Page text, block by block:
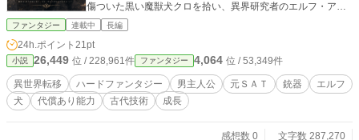
傷ついた黒い魔獣犬クロを拾い、異界研究者のエルフ・アリ
アと出会い、荒くれ者たちの街で少しずつ居場所を得ていく
織オルドレイン。 魔獣を密売し、人を道具のように扱う鉄鎖
団。 黒い歯車を操る敵が、伊織の鋼鉄とアリアの過去に牙を
剥く。 正義の味方になる気はない。 英雄を名乗るつもりもな
い。 それでも、助けを求める目を見てしまった。 守らなけれ
ば壊される場所を知ってしまった。 だから、伊織は引き金を
も、今度こそ誰かを失わないために。 帰る場所を失った男
ファンタジー 連載中 長編
24h.ポイント 21pt
小説 26,449 位 / 228,961件 ファンタジー 4,064 位 / 53,349件
異世界転移 ハードファンタジー 男主人公 元ＳＡＴ 銃器
エルフ
犬
代償あり能力 古代技術 成長
感想数 0
文字数 287,270